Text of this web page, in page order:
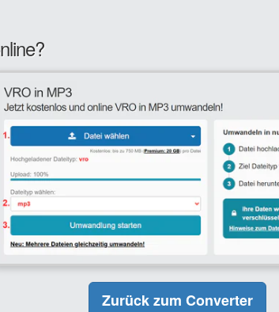
Zurück zum Converter